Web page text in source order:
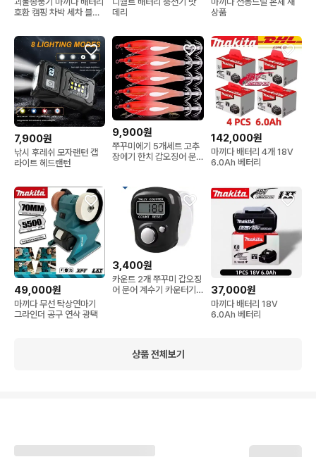
호환 캠핑 차박 세차 블로
데리
상품
7,900원
낚시 후레쉬 모자랜턴 캡
라이트 헤드랜턴
9,900원
쭈꾸미에기 5개세트 고추
장에기 한치 갑오징어 문
142,000원
마끼다 배터리 4개 18V
6.0Ah 베터리
49,000원
마끼다 무선 탁상연마기
그라인더 공구 연삭 광택
3,400원
카운트 2개 쭈꾸미 갑오징
어 문어 계수기 카운터기
37,000원
마끼다 배터리 18V
6.0Ah 베터리
상품 전체보기